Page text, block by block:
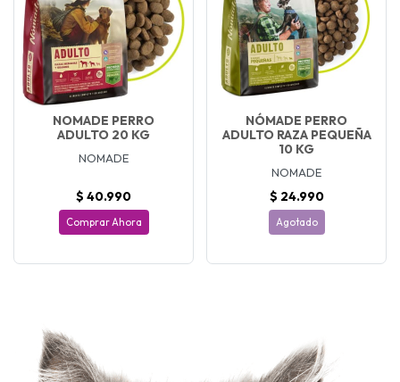
NOMADE PERRO
ADULTO 20 KG
NOMADE
$ 40.990
Comprar Ahora
NÓMADE PERRO
ADULTO RAZA PEQUEÑA
10 KG
NOMADE
$ 24.990
Agotado